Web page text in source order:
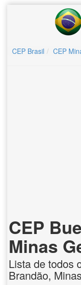
CEP Brasil CEP
CEP
Minas
Lista de todos
Brandão,